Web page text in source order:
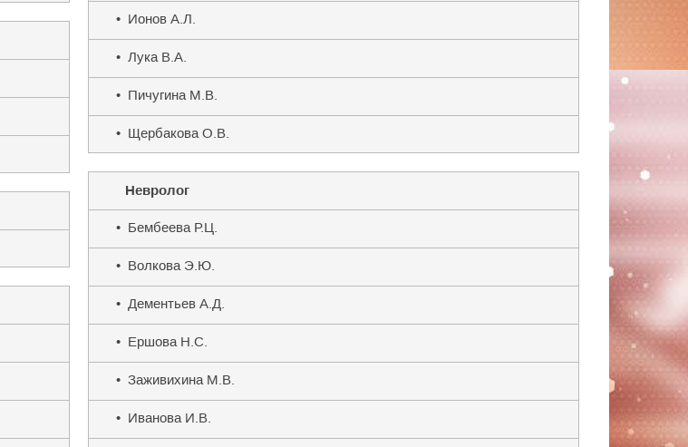
• Ионов А.Л.
• Лука В.А.
• Пичугина М.В.
• Щербакова О.В.
Невролог
• Бембеева Р.Ц.
• Волкова Э.Ю.
• Дементьев А.Д.
• Ершова Н.С.
• Заживихина М.В.
• Иванова И.В.